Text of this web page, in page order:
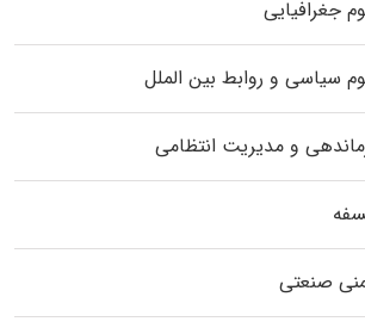
جغرافیایی
سیاسی و روابط بین الملل
و مدیریت انتظامی
صنعتی